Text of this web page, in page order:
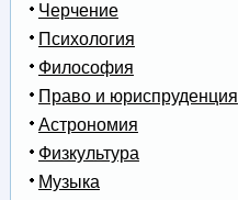
Черчение
Психология
Философия
Право и юриспруденция
Астрономия
Физкультура
Музыка